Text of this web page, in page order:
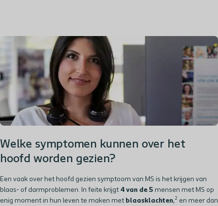
Welke symptomen kunnen over het
hoofd worden gezien?
Een vaak over het hoofd gezien symptoom van MS is het krijgen van
blaas- of darmproblemen. In feite krijgt 4 van de 5 mensen met MS op
enig moment in hun leven te maken met blaasklachten,2 en meer dan